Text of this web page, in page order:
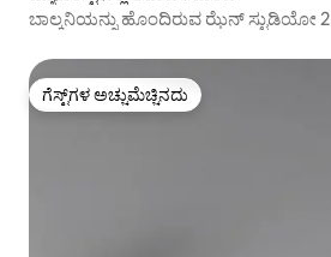
ಬಾಲ್ಕನಿಯನ್ನು ಹೊಂದಿರುವ ಝೆನ್ ಸ್ಟುಡಿಯೋ 2
ಗೆಸ್ಟ್‌ಗಳ ಅಚ್ಚುಮೆಚ್ಚಿನದು
ಗೆಸ್ಟ್‌ಗಳ ಅಚ್ಚುಮೆಚ್ಚಿನದು